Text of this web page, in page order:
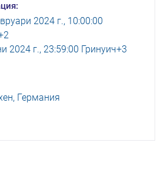
2024 г., 10:00:00
2024 г., 23:59:00 Гринуич+3
Германия